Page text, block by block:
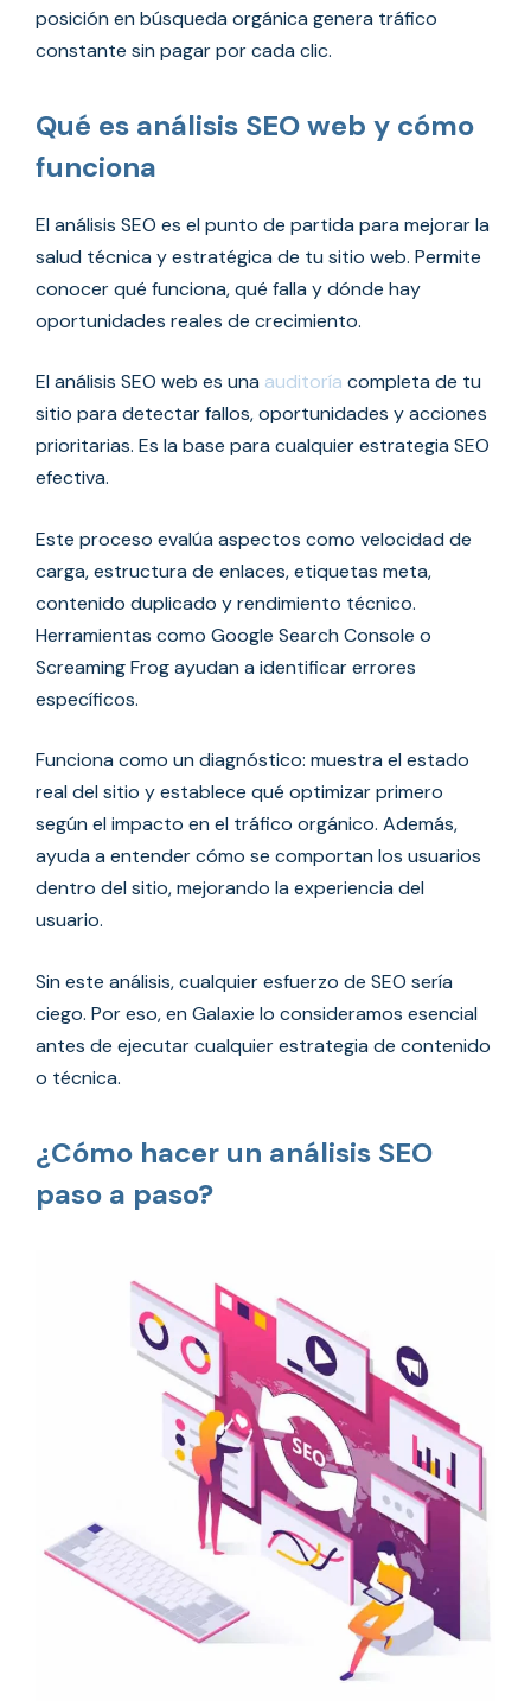
posición en búsqueda orgánica genera tráfico
constante sin pagar por cada clic.
Qué es análisis SEO web y cómo
funciona
El análisis SEO es el punto de partida para mejorar la
salud técnica y estratégica de tu sitio web. Permite
conocer qué funciona, qué falla y dónde hay
oportunidades reales de crecimiento.
El análisis SEO web es una auditoría completa de tu
sitio para detectar fallos, oportunidades y acciones
prioritarias. Es la base para cualquier estrategia SEO
efectiva.
Este proceso evalúa aspectos como velocidad de
carga, estructura de enlaces, etiquetas meta,
contenido duplicado y rendimiento técnico.
Herramientas como Google Search Console o
Screaming Frog ayudan a identificar errores
específicos.
Funciona como un diagnóstico: muestra el estado
real del sitio y establece qué optimizar primero
según el impacto en el tráfico orgánico. Además,
ayuda a entender cómo se comportan los usuarios
dentro del sitio, mejorando la experiencia del
usuario.
Sin este análisis, cualquier esfuerzo de SEO sería
ciego. Por eso, en Galaxie lo consideramos esencial
antes de ejecutar cualquier estrategia de contenido
o técnica.
¿Cómo hacer un análisis SEO
paso a paso?